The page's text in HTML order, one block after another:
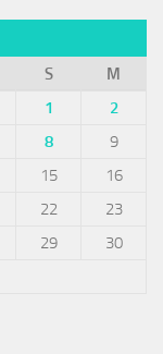
S
M
1
2
8
9
15
16
22
23
29
30